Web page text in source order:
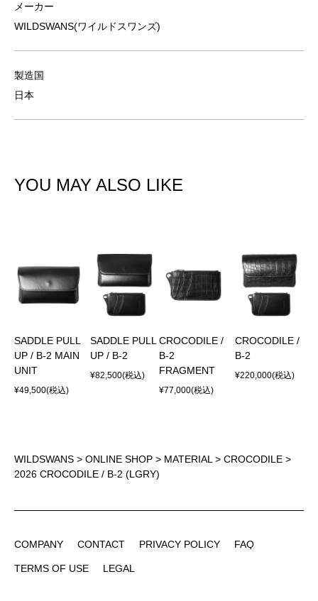
メーカー
WILDSWANS(ワイルドスワンズ)
製造国
日本
YOU MAY ALSO LIKE
SADDLE PULL
UP / B-2 MAIN
UNIT
¥49,500(税込)
SADDLE PULL
UP / B-2
¥82,500(税込)
CROCODILE /
B-2
FRAGMENT
¥77,000(税込)
CROCODILE /
B-2
¥220,000(税込)
WILDSWANS > ONLINE SHOP > MATERIAL> CROCODILE >
2026 CROCODILE / B-2 (LGRY)
COMPANY
CONTACT
PRIVACY POLICY
FAQ
TERMS OF USE
LEGAL